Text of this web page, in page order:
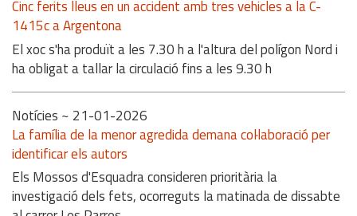
Cinc ferits lleus en un accident amb tres vehicles a la C-
1415c a Argentona
El xoc s'ha produït a les 7.30 h a l'altura del polígon Nord i
ha obligat a tallar la circulació fins a les 9.30 h
Notícies ~ 21-01-2026
La família de la menor agredida demana col·laboració per
identificar els autors
Els Mossos d'Esquadra consideren prioritària la
investigació dels fets, ocorreguts la matinada de dissabte